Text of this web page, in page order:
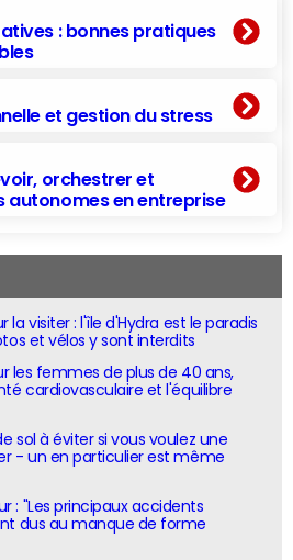
: bonnes pratiques
et gestion du stress
orchestrer et
autonomes en entreprise
la visiter : l'île d'Hydra est le paradis
et vélos y sont interdits
les femmes de plus de 40 ans,
cardiovasculaire et l'équilibre
sol à éviter si vous voulez une
- un en particulier est même
: "Les principaux accidents
dus au manque de forme